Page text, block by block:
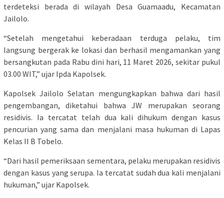
terdeteksi berada di wilayah Desa Guamaadu, Kecamatan
Jailolo.
“Setelah mengetahui keberadaan terduga pelaku, tim
langsung bergerak ke lokasi dan berhasil mengamankan yang
bersangkutan pada Rabu dini hari, 11 Maret 2026, sekitar pukul
03.00 WIT,” ujar Ipda Kapolsek.
Kapolsek Jailolo Selatan mengungkapkan bahwa dari hasil
pengembangan, diketahui bahwa JW merupakan seorang
residivis. Ia tercatat telah dua kali dihukum dengan kasus
pencurian yang sama dan menjalani masa hukuman di Lapas
Kelas II B Tobelo.
“Dari hasil pemeriksaan sementara, pelaku merupakan residivis
dengan kasus yang serupa. Ia tercatat sudah dua kali menjalani
hukuman,” ujar Kapolsek.